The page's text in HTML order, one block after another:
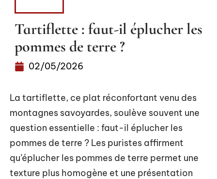
Tartiflette : faut-il éplucher les
pommes de terre ?
02/05/2026
La tartiflette, ce plat réconfortant venu des
montagnes savoyardes, soulève souvent une
question essentielle : faut-il éplucher les
pommes de terre ? Les puristes affirment
qu’éplucher les pommes de terre permet une
texture plus homogène et une présentation